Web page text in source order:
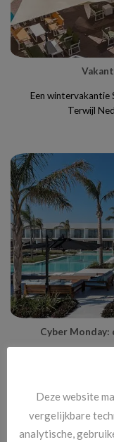
Een wintervakantie
Terwijl
Cyber Monday:
Deze website
vergelijkbare
analytische,